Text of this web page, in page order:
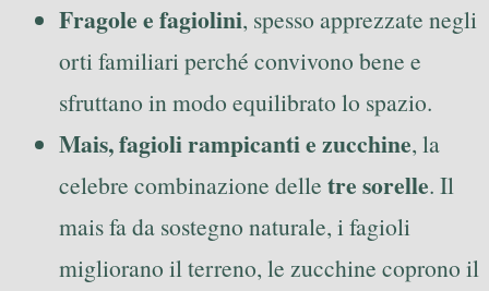
Fragole e fagiolini, spesso apprezzate negli
orti familiari perché convivono bene e
sfruttano in modo equilibrato lo spazio.
Mais, fagioli rampicanti e zucchine, la
celebre combinazione delle tre sorelle. Il
mais fa da sostegno naturale, i fagioli
migliorano il terreno, le zucchine coprono il